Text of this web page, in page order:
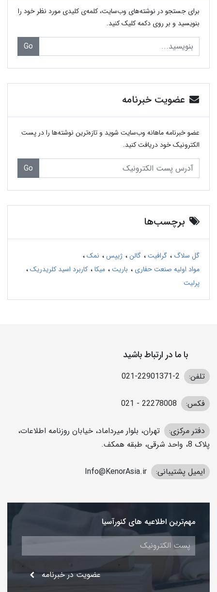
برای جستجو در نوشته‌های وب‌سایت، کلمه‌ی کلیدی مورد نظر خود را
بنویسید و بر روی دکمه کلیک کنید.
Go
عضویت خبرنامه
عضو خبرنامه ماهانه وب‌سایت شوید و تازه‌ترین نوشته‌ها را در پست
الکترونیک خود دریافت کنید.
Go
برچسب‌ها
گل سلاگ گرافیت گالن ژیپس
نمک
مواد اولیه صنعت حفاری
باریت میکا
کاربرد اسید کلریدریک
پرلیت
با ما در ارتباط باشید
تلفن: 2-22901371-021
فکس: 22278008 - 021
دفتر مرکزی:
تهران، بلوار میرداماد، خیابان روزنامه اطلاعات،
پلاک 8، واحد شرقی، طبقه همکف.
ایمیل پشتیبانی: Info@KenorAsia.ir
مهم‌ترین اطلاعیه های کنورآسیا
عضویت در خبرنامه